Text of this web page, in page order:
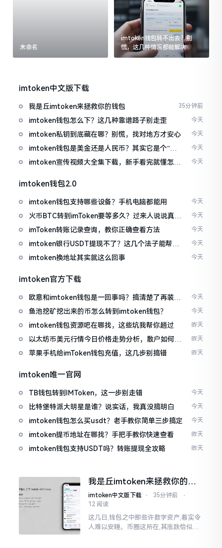
未命名
imtoken钱包转不出去？别
慌，这几种情况都能解决
imtoken中文版下载
我是丘imtoken来拯救你的钱包 35分钟前
imtoken钱包怎么下？这几种靠谱路子别走歪 今天
imtoken私钥到底藏在哪？别慌，找对地方才安心 今天
imtoken钱包是美金还是人民币？其实它是个“多
面手”
今天
imtoken宣传视频大全集下载，新手看完就懂怎么
今天
imtoken钱包2.0
imtoken钱包支持哪些设备？手机电脑都能用 今天
火币BTC转到imToken要等多久？过来人说说真实
情况
今天
imToken转账记录查询，教你正确查看方法 今天
imtoken银行USDT提现不了？这几个法子能帮你
搞定
今天
imtoken换地址其实就这么回事 今天
imtoken官方下载
欧意和imtoken钱包是一回事吗？搞清楚了再装钱
包
今天
鱼池挖矿挖出来的币怎么转到imtoken钱包？ 今天
imtoken钱包资源吧在哪找，这些坑我帮你趟过 昨天
以太坊币美元行情今日价格走势分析，散户如何避
免追涨杀跌被套牢
昨天
苹果手机给imToken钱包充值，这几步别搞错 昨天
imtoken唯一官网
TB钱包转到IMToken，这一步别走错 今天
比特堡特派大明星是谁？说实话，我真没搞明白 今天
imtoken钱包怎么买usdt？老手教你简单三步搞定 今天
imtoken提币地址在哪找？手把手教你快速查看 昨天
imtoken钱包支持USDT吗？转账提现全攻略 昨天
我是丘imtoken来拯救你的钱
包
imtoken中文版下载 ⋅ 35分钟前
⋅
12 阅读
这几日,钱包之中那些许数字资产,着实令
人难以安睡。币圈这所在,其涨跌恰似翻